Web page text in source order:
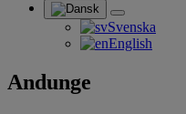
Svenska
English
Andunge